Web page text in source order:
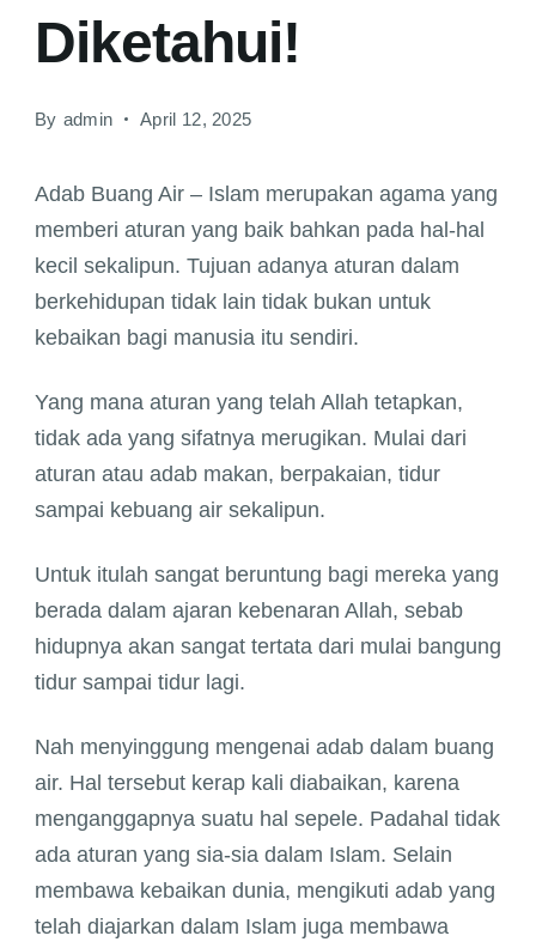
Diketahui!
By admin April 12, 2025
Adab Buang Air – Islam merupakan agama yang
memberi aturan yang baik bahkan pada hal-hal
kecil sekalipun. Tujuan adanya aturan dalam
berkehidupan tidak lain tidak bukan untuk
kebaikan bagi manusia itu sendiri.
Yang mana aturan yang telah Allah tetapkan,
tidak ada yang sifatnya merugikan. Mulai dari
aturan atau adab makan, berpakaian, tidur
sampai kebuang air sekalipun.
Untuk itulah sangat beruntung bagi mereka yang
berada dalam ajaran kebenaran Allah, sebab
hidupnya akan sangat tertata dari mulai bangung
tidur sampai tidur lagi.
Nah menyinggung mengenai adab dalam buang
air. Hal tersebut kerap kali diabaikan, karena
menganggapnya suatu hal sepele. Padahal tidak
ada aturan yang sia-sia dalam Islam. Selain
membawa kebaikan dunia, mengikuti adab yang
telah diajarkan dalam Islam juga membawa